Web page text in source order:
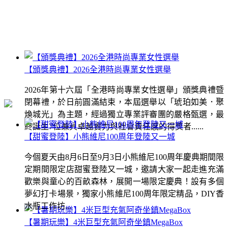
【頒獎典禮】2026全港時尚專業女性選舉
2026年第十六屆「全港時尚專業女性選舉」頒獎典禮暨
閉幕禮，於日前圓滿結束，本屆選舉以「琥珀如美．聚
煥城光」為主題，經過獨立專業評審團的嚴格甄選，最
終誕生7位兼具卓越實力與社會責任感的得獎者......
【暑期玩樂】4米巨型充氣阿奇坐鎮MegaBox
【甜蜜登陸】小熊維尼100周年登陸又一城
今個夏天由8月6日至9月3日小熊維尼100周年慶典期間限
定期間限定店甜蜜登陸又一城，邀請大家一起走進充滿
歡樂與童心的百畝森林，展開一場限定慶典！設有多個
夢幻打卡場景，獨家小熊維尼100周年限定精品，DIY香
水瓶工作坊...